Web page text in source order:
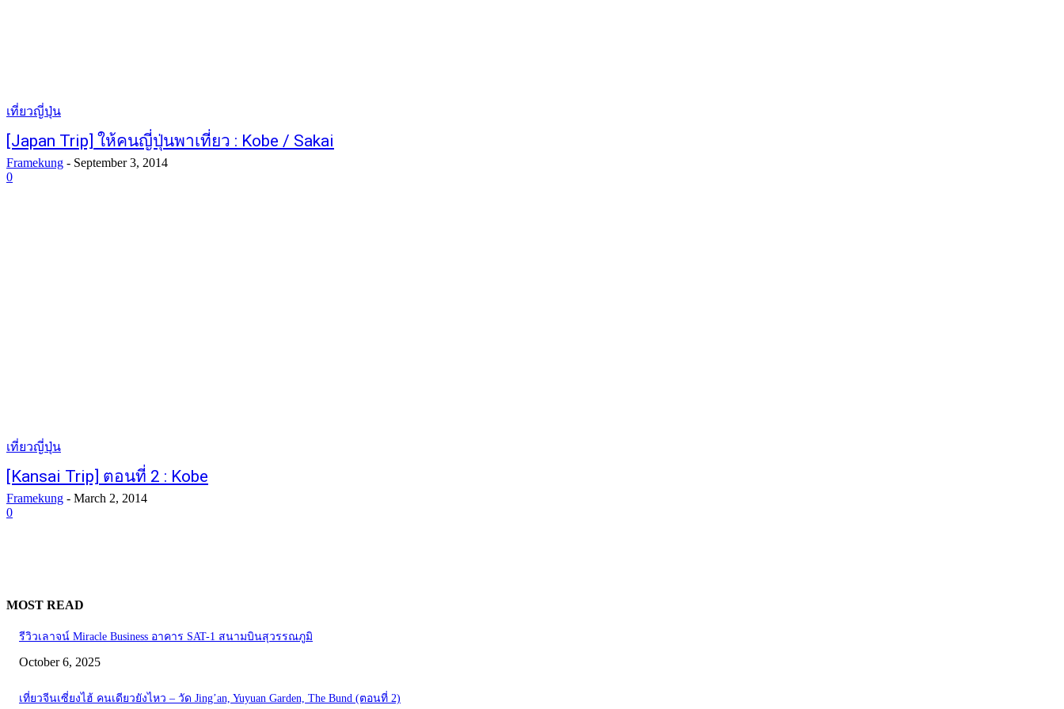
เที่ยวญี่ปุ่น
[Japan Trip] ให้คนญี่ปุ่นพาเที่ยว : Kobe / Sakai
Framekung - September 3, 2014
0
เที่ยวญี่ปุ่น
[Kansai Trip] ตอนที่ 2 : Kobe
Framekung - March 2, 2014
0
MOST READ
รีวิวเลาจน์ Miracle Business อาคาร SAT-1 สนามบินสุวรรณภูมิ
October 6, 2025
เที่ยวจีนเซี่ยงไฮ้ คนเดียวยังไหว – วัด Jing’an, Yuyuan Garden, The Bund (ตอนที่ 2)